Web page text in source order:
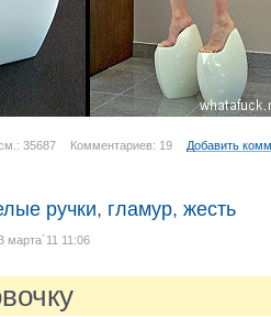
35687 Комментариев: 19 Добавить
ручки, гламур, жесть
марта´11 11:06